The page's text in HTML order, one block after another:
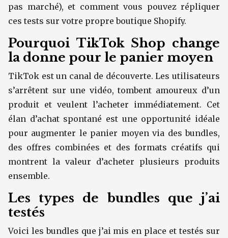
pas marché), et comment vous pouvez répliquer
ces tests sur votre propre boutique Shopify.
Pourquoi TikTok Shop change
la donne pour le panier moyen
TikTok est un canal de découverte. Les utilisateurs
s’arrêtent sur une vidéo, tombent amoureux d’un
produit et veulent l’acheter immédiatement. Cet
élan d’achat spontané est une opportunité idéale
pour augmenter le panier moyen via des bundles,
des offres combinées et des formats créatifs qui
montrent la valeur d’acheter plusieurs produits
ensemble.
Les types de bundles que j’ai
testés
Voici les bundles que j’ai mis en place et testés sur